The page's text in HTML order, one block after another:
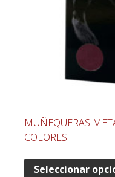
MUÑEQUERAS
COLORES
Seleccionar